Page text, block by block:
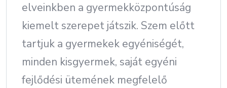
elveinkben a gyermekközpontúság
kiemelt szerepet játszik. Szem előtt
tartjuk a gyermekek egyéniségét,
minden kisgyermek, saját egyéni
fejlődési ütemének megfelelő